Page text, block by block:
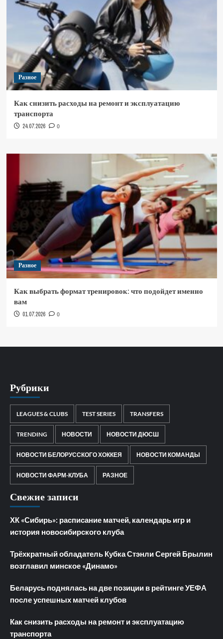
Разное
Как снизить расходы на ремонт и эксплуатацию
транспорта
24.07.2026 0
Разное
Как выбрать формат тренировок: что подойдет именно
вам
01.07.2026 0
Рубрики
LEAGUES & CLUBS TEST SERIES TRANSFERS
TRENDING НОВОСТИ НОВОСТИ ДЮСШ
НОВОСТИ БЕЛОРУССКОГО ХОККЕЯ НОВОСТИ КОМАНДЫ
НОВОСТИ ФАРМ-КЛУБА РАЗНОЕ
Свежие записи
ХК «Сибирь»: расписание матчей, календарь игр и
история новосибирского клуба
Трёхкратный обладатель Кубка Стэнли Сергей Брылин
возглавил минское «Динамо»
Беларусь поднялась на две позиции в рейтинге УЕФА
после успешных матчей клубов
Как снизить расходы на ремонт и эксплуатацию
транспорта